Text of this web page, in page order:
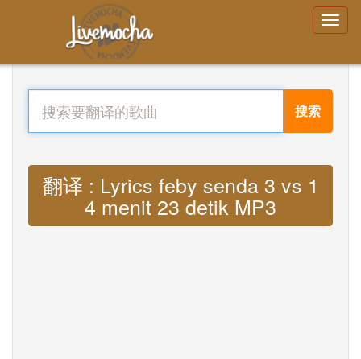
搜索
翻译 : Lyrics feby senda 3 vs 1
4 menit 23 detik MP3